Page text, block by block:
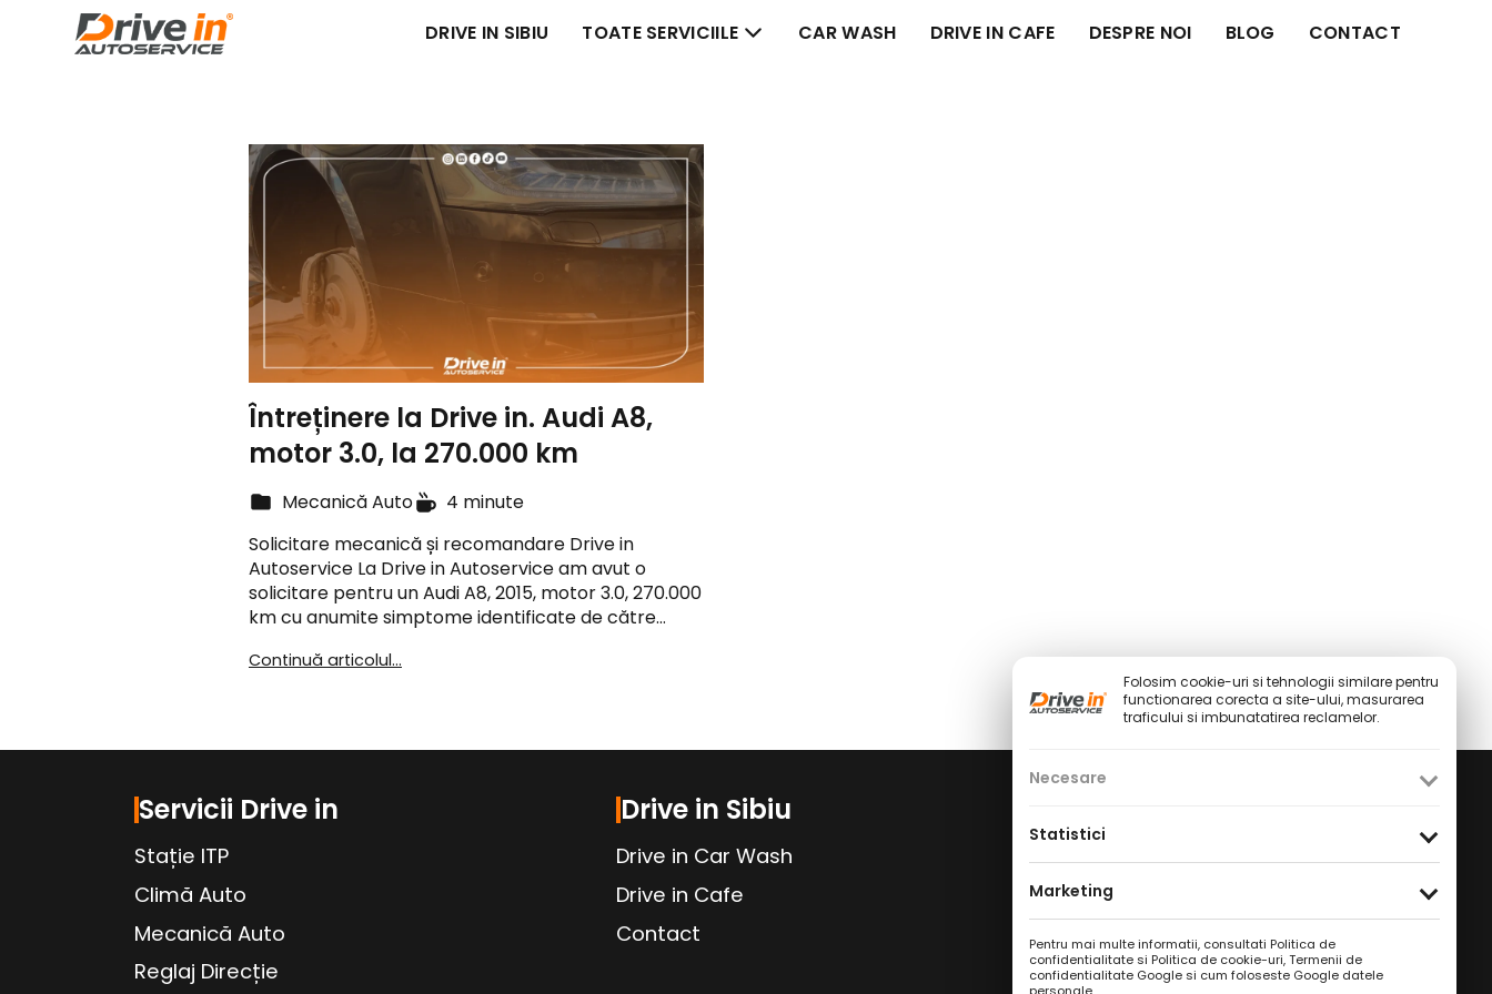
DRIVE IN SIBIU TOATE SERVICIILE CAR WASH DRIVE IN CAFE DESPRE NOI BLOG CONTACT
Întreținere la Drive in. Audi A8,
motor 3.0, la 270.000 km
Mecanică Auto
4 minute
Solicitare mecanică și recomandare Drive in
Autoservice La Drive in Autoservice am avut o
solicitare pentru un Audi A8, 2015, motor 3.0, 270.000
km cu anumite simptome identificate de către…
Continuă articolul...
Servicii Drive in
Stație ITP
Climă Auto
Mecanică Auto
Reglaj Direcție
Drive in Sibiu
Drive in Car Wash
Drive in Cafe
Contact
Facebook/Instagram/TikTok
Youtube
Politica de Confidențialitate
Folosim cookie-uri si tehnologii similare pentru
functionarea corecta a site-ului, masurarea
traficului si imbunatatirea reclamelor.
Necesare
Statistici
Marketing
Pentru mai multe informatii, consultati Politica de
confidentialitate si Politica de cookie-uri,Termenii de
confidentialitate Google si cum foloseste Google datele